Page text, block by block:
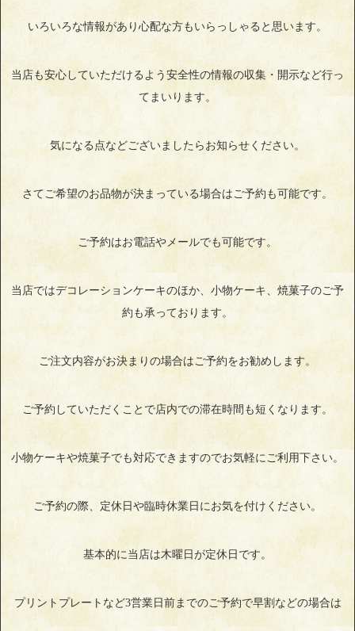
いろいろな情報があり心配な方もいらっしゃると思います。
当店も安心していただけるよう安全性の情報の収集・開示など行っ
てまいります。
気になる点などございましたらお知らせください。
さてご希望のお品物が決まっている場合はご予約も可能です。
ご予約はお電話やメールでも可能です。
当店ではデコレーションケーキのほか、小物ケーキ、焼菓子のご予
約も承っております。
ご注文内容がお決まりの場合はご予約をお勧めします。
ご予約していただくことで店内での滞在時間も短くなります。
小物ケーキや焼菓子でも対応できますのでお気軽にご利用下さい。
ご予約の際、定休日や臨時休業日にお気を付けください。
基本的に当店は木曜日が定休日です。
プリントプレートなど3営業日前までのご予約で早割などの場合は